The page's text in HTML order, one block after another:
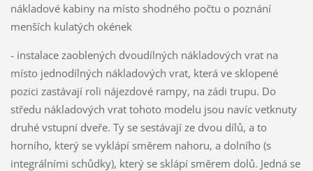
nákladové kabiny na místo shodného počtu o poznání
menších kulatých okének
- instalace zaoblených dvoudílných nákladových vrat na
místo jednodílných nákladových vrat, která ve sklopené
pozici zastávají roli nájezdové rampy, na zádi trupu. Do
středu nákladových vrat tohoto modelu jsou navíc vetknuty
druhé vstupní dveře. Ty se sestávají ze dvou dílů, a to
horního, který se vyklápí směrem nahoru, a dolního (s
integrálními schůdky), který se sklápí směrem dolů. Jedná se